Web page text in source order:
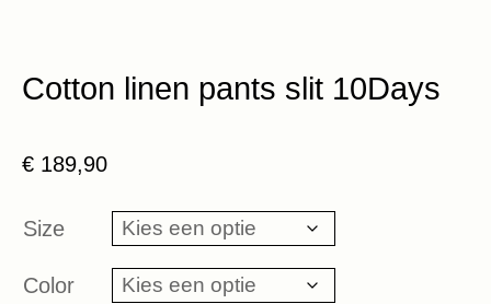
Cotton linen pants slit 10Days
€ 189,90
Size
Color